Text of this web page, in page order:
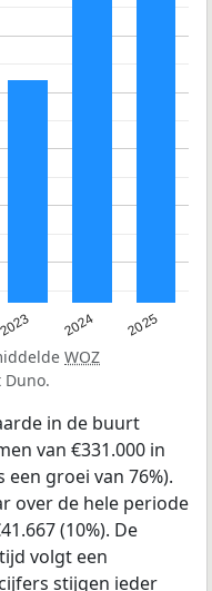
2023 2024 2025
WOZ
in de buurt
van €331.000 in
een groei van 76%).
over de hele periode
(10%). De
volgt een
stijgen ieder